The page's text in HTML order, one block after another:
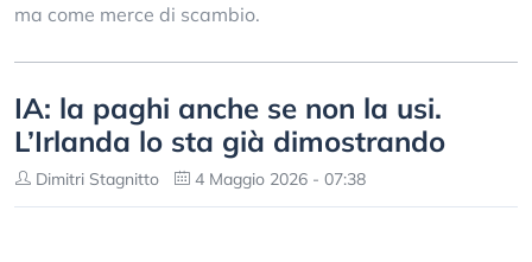
ma come merce di scambio.
IA: la paghi anche se non la usi.
L’Irlanda lo sta già dimostrando
Dimitri Stagnitto 4 Maggio 2026 - 07:38